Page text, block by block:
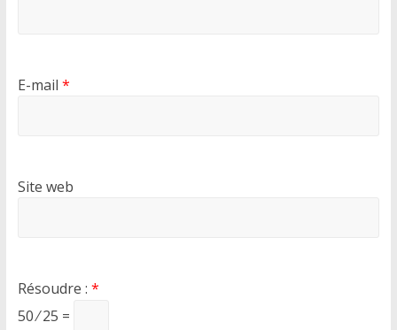
E-mail *
Site web
Résoudre : *
50 ⁄ 25 =